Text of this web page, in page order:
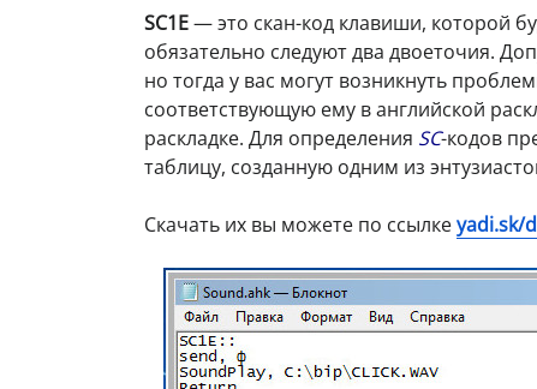
SC1E— это скан-код клавиши, которой
обязательно следуют два двоеточия.
но тогда у вас могут возникнуть
соответствующую ему в английской
раскладке. Для определения SC-кодов
таблицу, созданную одним из
Скачать их вы можете по ссылкеyadi.sk/